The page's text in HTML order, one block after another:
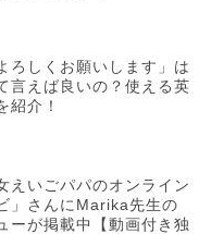
ろしくお願いします」は
言えば良いの？使える英
紹介！
えいごパパのオンライン
」さんにMarika先生の
ーが掲載中【動画付き独